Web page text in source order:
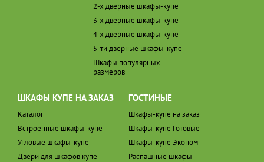
2-х дверные шкафы-купе
3-х дверные шкафы-купе
4-х дверные шкафы-купе
5-ти дверные шкафы-купе
Шкафы популярных
размеров
ШКАФЫ КУПЕ НА ЗАКАЗ
Каталог
Встроенные шкафы-купе
Угловые шкафы-купе
Двери для шкафов купе
ГОСТИНЫЕ
Шкафы-купе на заказ
Шкафы-купе Готовые
Шкафы-купе Эконом
Распашные шкафы